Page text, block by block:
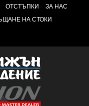
ОТСТЪПКИ
ЗА НАС
НА СТОКИ